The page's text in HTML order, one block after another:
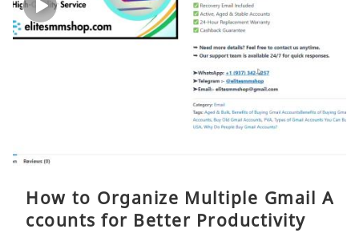
How to Organize Multiple Gmail A
ccounts for Better Productivity